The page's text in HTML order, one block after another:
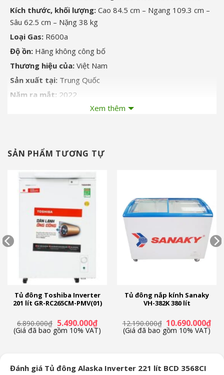
Kích thước, khối lượng: Cao 84.5 cm – Ngang 109.3 cm –
Sâu 62.5 cm – Nặng 38 kg
Loại Gas: R600a
Độ ồn: Hãng không công bố
Thương hiệu của: Việt Nam
Sản xuất tại: Trung Quốc
Năm ra mắt: 2022
Xem thêm
SẢN PHẨM TƯƠNG TỰ
Tủ đông Toshiba Inverter
201 lít GR-RC265CM-PMV(01)
6.890.000₫ Giá
gốc
là:
5.490.000₫Giá
hiện
tại
(Giá đã bao gồm 10% VAT)
Tủ đông nắp kính Sanaky
VH-382K 380 lít
12.190.000₫ Giá
gốc
là:
10.690.000₫Giá
(Giá đã bao gồm 10% VAT)
Đánh giá Tủ đông Alaska Inverter 221 lít BCD 3568CI